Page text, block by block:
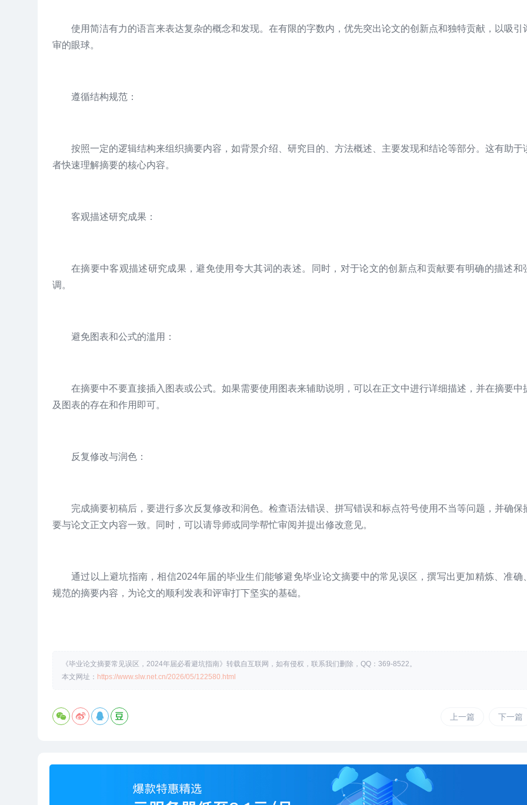
使用简洁有力的语言来表达复杂的概念和发现。在有限的字数内，优先突出论文的创新点和独特贡献，以吸引
审的眼球。
遵循结构规范：
按照一定的逻辑结构来组织摘要内容，如背景介绍、研究目的、方法概述、主要发现和结论等部分。这有助于
者快速理解摘要的核心内容。
客观描述研究成果：
在摘要中客观描述研究成果，避免使用夸大其词的表述。同时，对于论文的创新点和贡献要有明确的描述和
调。
避免图表和公式的滥用：
在摘要中不要直接插入图表或公式。如果需要使用图表来辅助说明，可以在正文中进行详细描述，并在摘要中
及图表的存在和作用即可。
反复修改与润色：
完成摘要初稿后，要进行多次反复修改和润色。检查语法错误、拼写错误和标点符号使用不当等问题，并确保
要与论文正文内容一致。同时，可以请导师或同学帮忙审阅并提出修改意见。
通过以上避坑指南，相信2024年届的毕业生们能够避免毕业论文摘要中的常见误区，撰写出更加精炼、准确
规范的摘要内容，为论文的顺利发表和评审打下坚实的基础。
《毕业论文摘要常见误区，2024年届必看避坑指南》转载自互联网，如有侵权，联系我们删除，QQ：369-8522。
本文网址： https://www.slw.net.cn/2026/05/122580.html
上一篇 下一篇